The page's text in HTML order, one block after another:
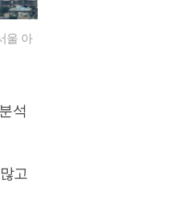
울 아
석
고